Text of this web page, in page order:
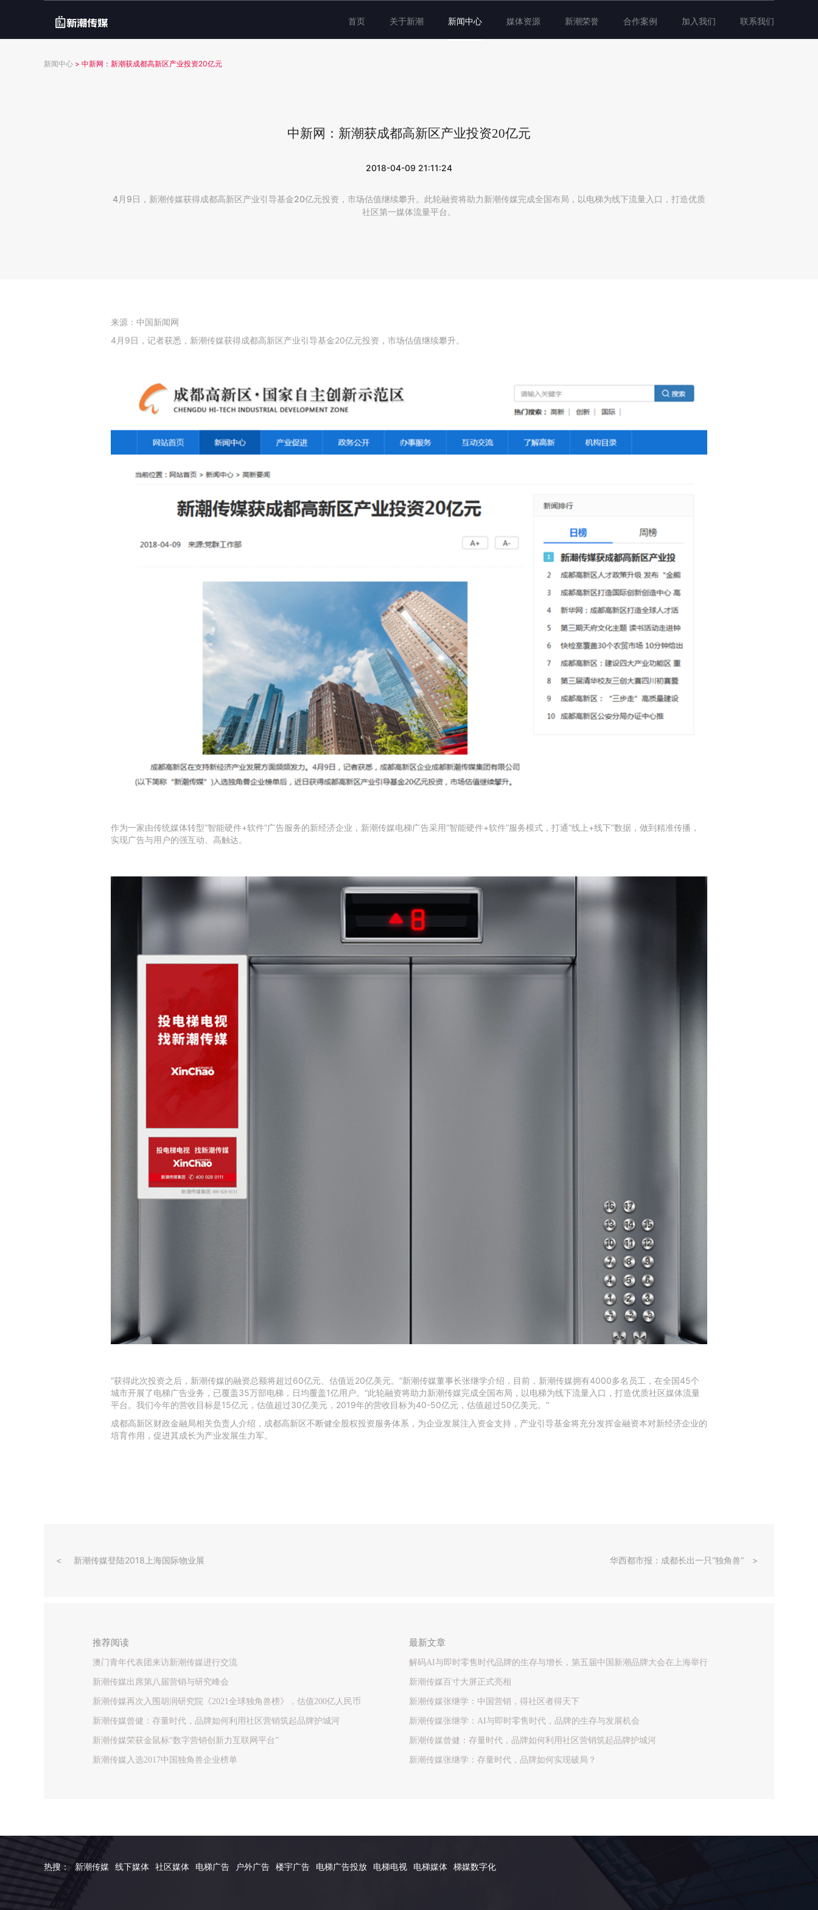
首页 关于新潮 新闻中心 媒体资源 新潮荣誉 合作案例 加入我们 联系我们
新闻中心 > 中新网：新潮获成都高新区产业投资20亿元
中新网：新潮获成都高新区产业投资20亿元
2018-04-09 21:11:24
4月9日，新潮传媒获得成都高新区产业引导基金20亿元投资，市场估值继续攀升。此轮融资将助力新潮传媒完成全国布局，以电梯为线下流量入口，打造优质
社区第一媒体流量平台。
来源：中国新闻网
4月9日，记者获悉，新潮传媒获得成都高新区产业引导基金20亿元投资，市场估值继续攀升。
作为一家由传统媒体转型“智能硬件+软件”广告服务的新经济企业，新潮传媒电梯广告采用“智能硬件+软件”服务模式，打通“线上+线下”数据，做到精准传播，
实现广告与用户的强互动、高触达。
“获得此次投资之后，新潮传媒的融资总额将超过60亿元、估值近20亿美元。”新潮传媒董事长张继学介绍，目前，新潮传媒拥有4000多名员工，在全国45个
城市开展了电梯广告业务，已覆盖35万部电梯，日均覆盖1亿用户。“此轮融资将助力新潮传媒完成全国布局，以电梯为线下流量入口，打造优质社区媒体流量
平台。我们今年的营收目标是15亿元，估值超过30亿美元，2019年的营收目标为40-50亿元，估值超过50亿美元。”
成都高新区财政金融局相关负责人介绍，成都高新区不断健全股权投资服务体系，为企业发展注入资金支持，产业引导基金将充分发挥金融资本对新经济企业的
培育作用，促进其成长为产业发展生力军。
新潮传媒登陆2018上海国际物业展 华西都市报：成都长出一只“独角兽”
推荐阅读
澳门青年代表团来访新潮传媒进行交流
新潮传媒出席第八届营销与研究峰会
新潮传媒再次入围胡润研究院《2021全球独角兽榜》，估值200亿人民币
新潮传媒曾健：存量时代，品牌如何利用社区营销筑起品牌护城河
新潮传媒荣获金鼠标“数字营销创新力互联网平台”
新潮传媒入选2017中国独角兽企业榜单
最新文章
解码AI与即时零售时代品牌的生存与增长，第五届中国新潮品牌大会在上海举行
新潮传媒百寸大屏正式亮相
新潮传媒张继学：中国营销，得社区者得天下
新潮传媒张继学：AI与即时零售时代，品牌的生存与发展机会
新潮传媒曾健：存量时代，品牌如何利用社区营销筑起品牌护城河
新潮传媒张继学：存量时代，品牌如何实现破局？
热搜： 新潮传媒 线下媒体 社区媒体 电梯广告 户外广告 楼宇广告 电梯广告投放 电梯电视 电梯媒体 梯媒数字化